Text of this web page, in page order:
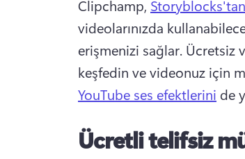
Clipchamp, Storyblocks'tan
videolarınızda
erişmenizi sağlar. Ücretsiz
keşfedin ve videonuz için
YouTube ses efektlerini de
Ücretli telifsiz